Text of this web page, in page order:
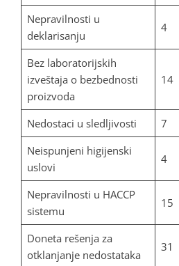
Nepravilnosti u
deklarisanju
4
Bez laboratorijskih
izveštaja o bezbednosti
proizvoda
14
Nedostaci u sledljivosti
7
Neispunjeni higijenski
uslovi
4
Nepravilnosti u HACCP
sistemu
15
Doneta rešenja za
otklanjanje nedostataka
31